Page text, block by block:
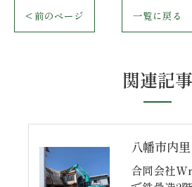
< 前のページ 一覧に戻る
関連記事
合同会社